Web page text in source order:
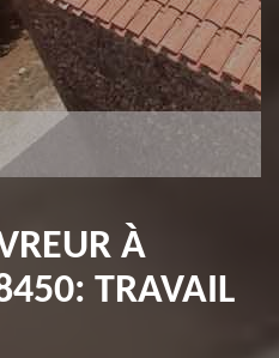
À
TRAVAIL